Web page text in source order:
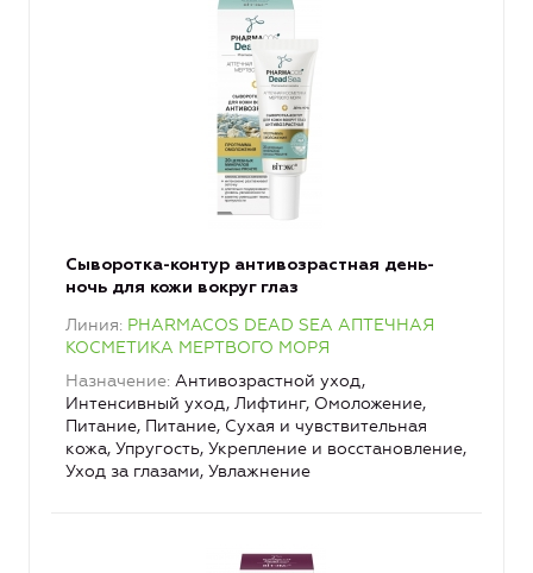
Сыворотка-контур антивозрастная день-
ночь для кожи вокруг глаз
Линия PHARMACOS DEAD SEA АПТЕЧНАЯ
КОСМЕТИКА МЕРТВОГО МОРЯ
Назначение Антивозрастной уход,
Интенсивный уход, Лифтинг, Омоложение,
Питание, Питание, Сухая и чувствительная
кожа, Упругость, Укрепление и восстановление,
Уход за глазами, Увлажнение